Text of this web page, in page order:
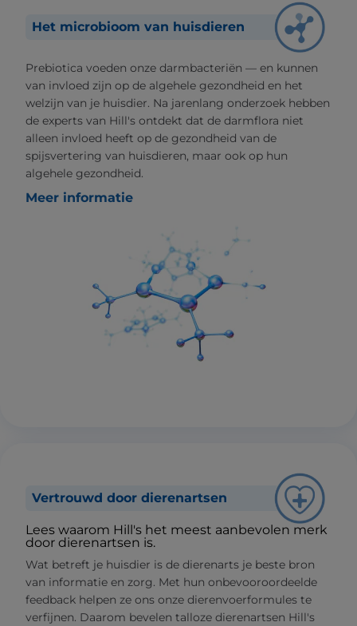
Het microbioom van huisdieren
Prebiotica voeden onze darmbacteriën — en kunnen
van invloed zijn op de algehele gezondheid en het
welzijn van je huisdier. Na jarenlang onderzoek hebben
de experts van Hill's ontdekt dat de darmflora niet
alleen invloed heeft op de gezondheid van de
spijsvertering van huisdieren, maar ook op hun
algehele gezondheid.
Meer informatie
Vertrouwd door dierenartsen
Lees waarom Hill's het meest aanbevolen merk
door dierenartsen is.
Wat betreft je huisdier is de dierenarts je beste bron
van informatie en zorg. Met hun onbevooroordeelde
feedback helpen ze ons onze dierenvoerformules te
verfijnen. Daarom bevelen talloze dierenartsen Hill's